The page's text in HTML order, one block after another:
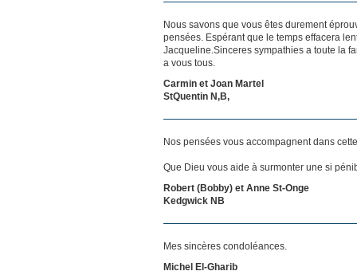
Nous savons que vous êtes durement
pensées. Espérant que le temps effacera
Jacqueline.Sinceres sympathies a toute la
a vous tous.
Carmin et Joan Martel
StQuentin N,B,
Nos pensées vous accompagnent dans
Que Dieu vous aide à surmonter une si
Robert (Bobby) et Anne St-Onge
Kedgwick NB
Mes sincères condoléances.
Michel El-Gharib